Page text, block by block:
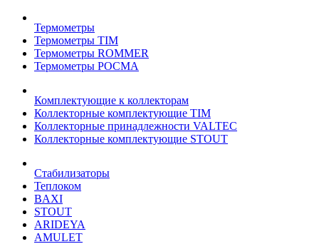
Термометры
Термометры TIM
Термометры ROMMER
Термометры РОСМА
Комплектующие к коллекторам
Коллекторные комплектующие TIM
Коллекторные принадлежности VALTEC
Коллекторные комплектующие STOUT
Стабилизаторы
Теплоком
BAXI
STOUT
ARIDEYA
AMULET